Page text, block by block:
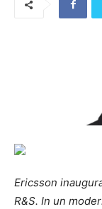
Ericsson
R&S. In un